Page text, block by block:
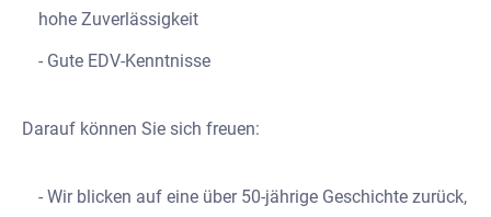
hohe Zuverlässigkeit
Gute EDV-Kenntnisse
Darauf können Sie sich freuen:
Wir blicken auf eine über 50-jährige Geschichte zurück,